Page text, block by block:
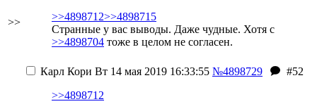
>>
>>4898712>>4898715
Странные у вас выводы. Даже чудные. Хотя с
>>4898704 тоже в целом не согласен.
Карл Кори Вт 14 мая 2019 16:33:55 №4898729
#52
>>4898712